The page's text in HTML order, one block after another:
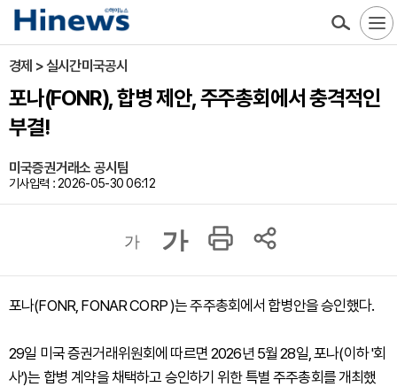
경제 > 실시간미국공시
포나(FONR), 합병 제안, 주주총회에서 충격적인
부결!
미국증권거래소 공시팀
기사입력 : 2026-05-30 06:12
가 가
포나(FONR, FONAR CORP )는 주주총회에서 합병안을 승인했다.
29일 미국 증권거래위원회에 따르면 2026년 5월 28일, 포나(이하 '회
사')는 합병 계약을 채택하고 승인하기 위한 특별 주주총회를 개최했